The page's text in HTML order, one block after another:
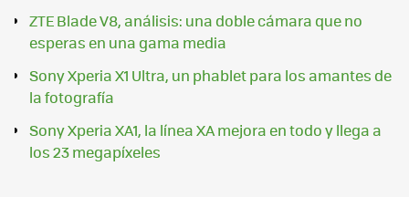
ZTE Blade V8, análisis: una doble cámara que no
esperas en una gama media
Sony Xperia X1 Ultra, un phablet para los amantes de
la fotografía
Sony Xperia XA1, la línea XA mejora en todo y llega a
los 23 megapíxeles